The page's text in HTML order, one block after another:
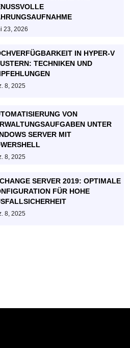
23, 2026
IN HYPER-V
TECHNIKEN UND
8, 2025
VON
UNTER
SERVER MIT
8, 2025
SERVER 2019: OPTIMALE
FÜR HOHE
8, 2025